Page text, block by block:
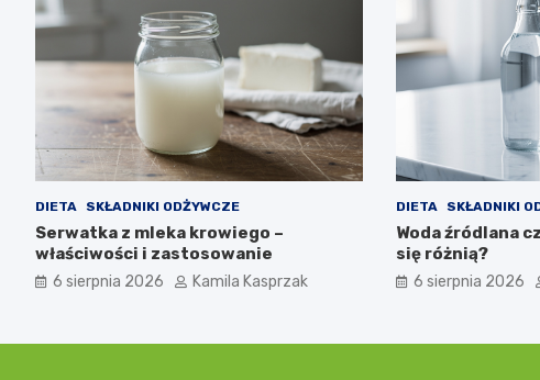
DIETA SKŁADNIKI ODŻYWCZE
Serwatka z mleka krowiego –
właściwości i zastosowanie
6 sierpnia 2026 Kamila Kasprzak
DIETA SKŁADNIKI
Woda źródlana
się różnią?
6 sierpnia 2026